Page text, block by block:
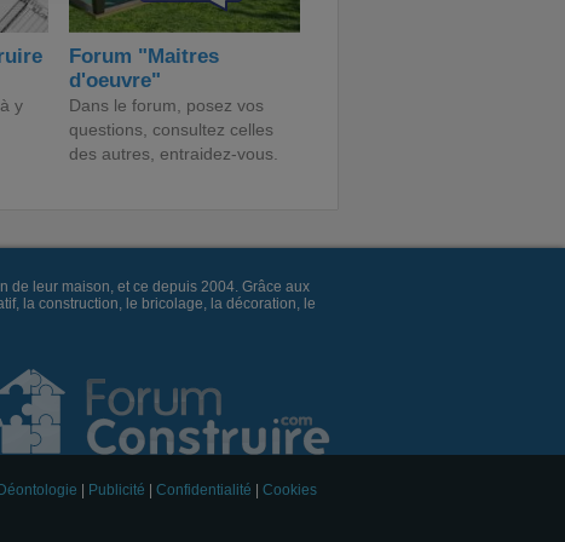
y
Forum "Maitres
d'oeuvre"
Dans le forum, posez vos
questions, consultez celles
des autres, entraidez-vous.
de leur maison, et ce depuis 2004. Grâce aux
la construction, le bricolage, la décoration, le
Déontologie Publicité Confidentialité
Cookies